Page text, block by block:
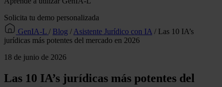
Solicita tu demo personalizada
GenIA-L / Blog / Asistente Jurídico con IA / Las 10 IA’s
jurídicas más potentes del mercado en 2026
18 de junio de 2026
Las 10 IA’s jurídicas más potentes del